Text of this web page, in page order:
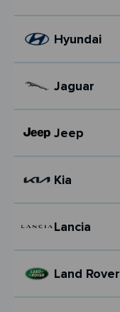
Hyundai
Jaguar
Jeep
Kia
Lancia
Land Rover